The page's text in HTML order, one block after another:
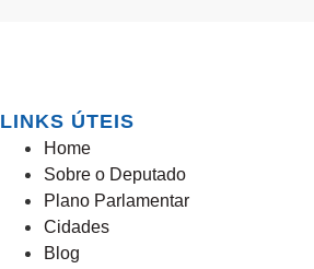
LINKS ÚTEIS
Home
Sobre o Deputado
Plano Parlamentar
Cidades
Blog